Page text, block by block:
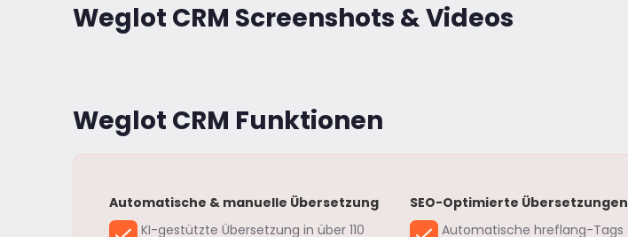
Weglot CRM Screenshots & Videos
Weglot CRM Funktionen
Automatische & manuelle Übersetzung
KI-gestützte Übersetzung in über 110
SEO-Optimierte Übersetzungen
Automatische hreflang-Tags